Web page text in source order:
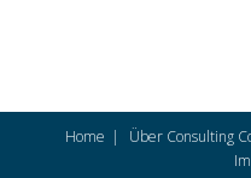
Home Über Consulting